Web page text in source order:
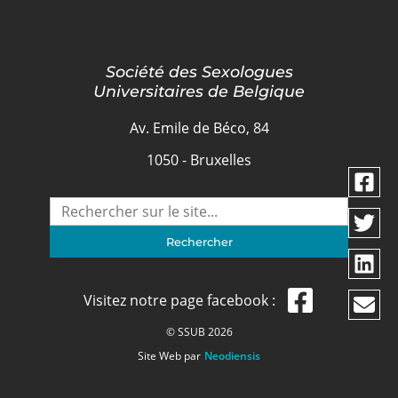
Société des Sexologues
Universitaires de Belgique
Av. Emile de Béco, 84
1050 - Bruxelles
Visitez notre page facebook :
© SSUB 2026
Site Web par Neodiensis